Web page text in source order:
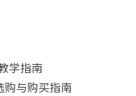
学指南
购与购买指南